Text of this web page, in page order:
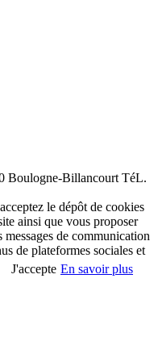
Boulogne-Billancourt TéL.
le dépôt de cookies
ainsi que vous proposer
messages de communication
de plateformes sociales et
J'accepte En savoir plus